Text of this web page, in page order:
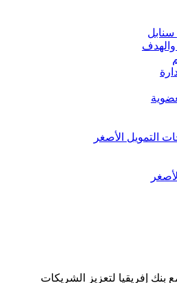
والهدف
الأصغر
إفريقيا لتعزيز الشريكات